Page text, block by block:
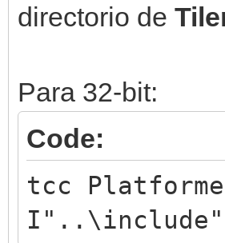
directorio de
Para 32-bit:
Code:
tcc
I"..\include"